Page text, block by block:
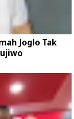
Joglo Tak